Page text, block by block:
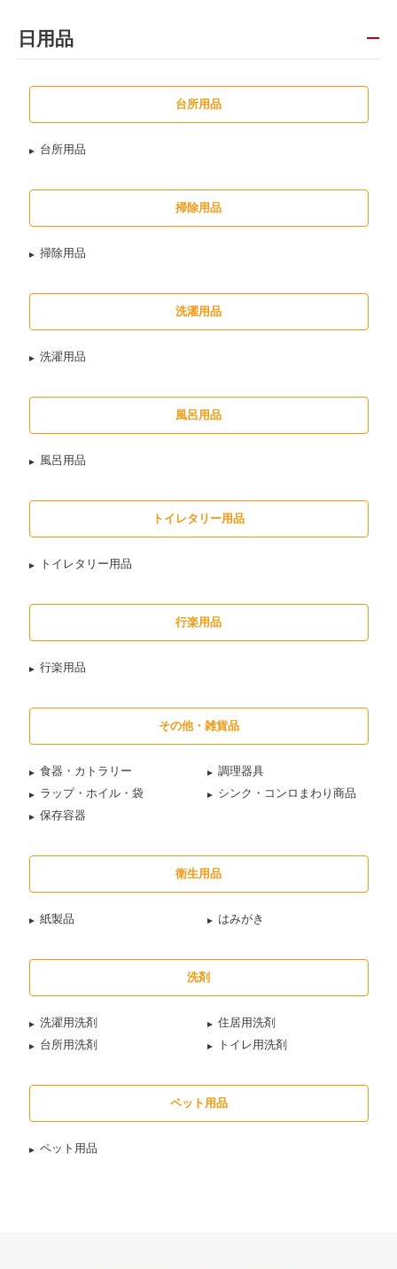
日用品
台所用品
台所用品
掃除用品
掃除用品
洗濯用品
洗濯用品
風呂用品
風呂用品
トイレタリー用品
トイレタリー用品
行楽用品
行楽用品
その他・雑貨品
食器・カトラリー
調理器具
ラップ・ホイル・袋
シンク・コンロまわり商品
保存容器
衛生用品
紙製品 はみがき
洗剤
洗濯用洗剤
住居用洗剤
台所用洗剤
トイレ用洗剤
ペット用品
ペット用品